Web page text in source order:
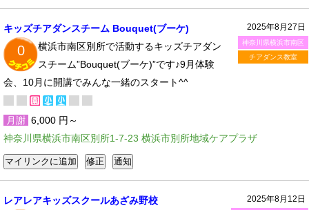
2025年8月27日
神奈川県横浜市南区
チアダンス教室
キッズチアダンスチーム Bouquet(ブーケ)
0
横浜市南区別所で活動するキッズチアダン
スチーム”Bouquet(ブーケ)”です♪9月体験
会、10月に開講でみんな一緒のスタート^^
月謝 6,000 円～
神奈川県横浜市南区別所1-7-23 横浜市別所地域ケアプラザ
2025年8月12日
レアレアキッズスクールあざみ野校